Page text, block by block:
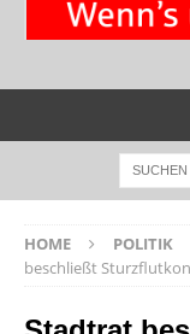
HOME POLITIK
beschließt